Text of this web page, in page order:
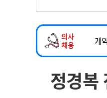
메디 Hospital
인포메이션
고객센터
의사
채용
계
하
정경복